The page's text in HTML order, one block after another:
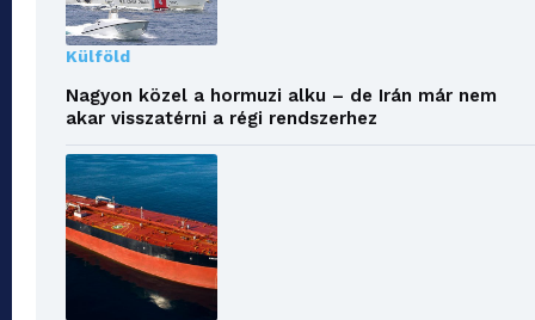
Külföld
Nagyon közel a hormuzi alku – de Irán már nem
akar visszatérni a régi rendszerhez